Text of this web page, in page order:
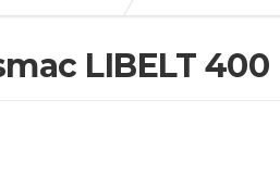
LIBELT 400